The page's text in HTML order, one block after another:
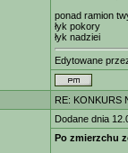
ponad ramion
łyk pokory
łyk nadziei
Edytowane
RE: KONKURS
Dodane dnia
Po zmierzchu